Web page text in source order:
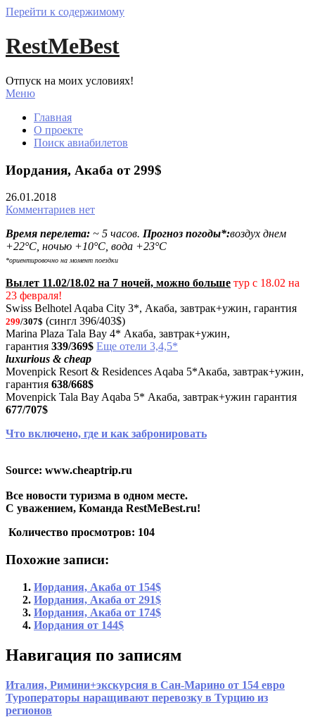
Перейти к содержимому
RestMeBest
Отпуск на моих условиях!
Меню
Главная
О проекте
Поиск авиабилетов
Иордания, Акаба от 299$
26.01.2018
Комментариев нет
Время перелета: ~ 5 часов. Прогноз погоды*:воздух днем
+22°С, ночью +10°С, вода +23°С
*ориентировочно на момент поездки
Вылет 11.02/18.02 на 7 ночей, можно больше тур с 18.02 на
23 февраля!
Swiss Belhotel Aqaba City 3*, Акаба, завтрак+ужин, гарантия
299/307$ (сингл 396/403$)
Marina Plaza Tala Bay 4* Акаба, завтрак+ужин,
гарантия 339/369$ Еще отели 3,4,5*
luxurious & cheap
Movenpick Resort & Residences Aqaba 5*Акаба, завтрак+ужин,
гарантия 638/668$
Movenpick Tala Bay Aqaba 5* Акаба, завтрак+ужин гарантия
677/707$
Что включено, где и как забронировать
Source: www.cheaptrip.ru
Все новости туризма в одном месте.
С уважением, Команда RestMeBest.ru!
Количество просмотров: 104
Похожие записи:
Иордания, Акаба от 154$
Иордания, Акаба от 291$
Иордания, Акаба от 174$
Иордания от 144$
Навигация по записям
Италия, Римини+экскурсия в Сан-Марино от 154 евро
Туроператоры наращивают перевозку в Турцию из
регионов